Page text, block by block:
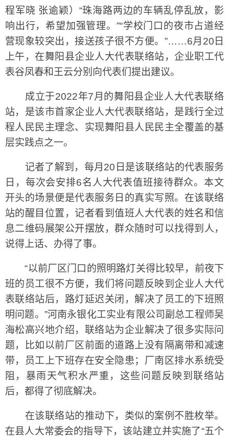
程军晓 张逾颖）“珠海路两边的车辆乱停乱放，影
响出行，希望加强管理。”“学校门口的夜市占道经
营现象较突出，接送孩子很不方便。”……6月20日
上午，在舞阳县企业人大代表联络站，企业职工代
表谷凤春和王云分别向代表们提出建议。
成立于2022年7月的舞阳县企业人大代表联络
站，是该市首家企业人大代表联络站，是践行全过
程人民民主理念、实现舞阳县人民民主全覆盖的基
层实践点之一。
记者了解到，每月20日是该联络站的代表服务
日，每次会安排6名人大代表值班接待群众。本文
开头的场景便是代表服务日的真实写照。在该联络
站的醒目位置，记者看到值班人大代表的姓名和信
息二维码展架公开摆放，群众随时可以找得到人，
说得上话、办得了事。
“以前厂区门口的照明路灯关得比较早，前夜下
班的员工很不方便，我们将问题反映到企业人大代
表联络站后，路灯延迟关闭，解决了员工的下班照
明问题。”河南永银化工实业有限公司副总工程师吴
海松高兴地介绍，联络站为企业解决了很多实际问
题，比如以前厂区前面的道路上没有隔离带和减速
带，员工上下班存在安全隐患；厂南区排水系统受
阻，暴雨天气积水严重，这些问题反映到联络站
后，都得了彻底解决。
在该联络站的推动下，类似的案例不胜枚举。
在县人大常委会的指导下，该站建立并实施了“五个